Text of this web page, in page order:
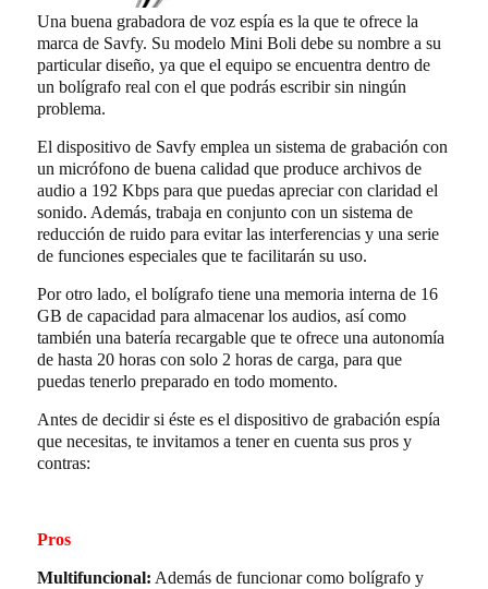
Una buena grabadora de voz espía es la que te ofrece la
marca de Savfy. Su modelo Mini Boli debe su nombre a su
particular diseño, ya que el equipo se encuentra dentro de
un bolígrafo real con el que podrás escribir sin ningún
problema.
El dispositivo de Savfy emplea un sistema de grabación con
un micrófono de buena calidad que produce archivos de
audio a 192 Kbps para que puedas apreciar con claridad el
sonido. Además, trabaja en conjunto con un sistema de
reducción de ruido para evitar las interferencias y una serie
de funciones especiales que te facilitarán su uso.
Por otro lado, el bolígrafo tiene una memoria interna de 16
GB de capacidad para almacenar los audios, así como
también una batería recargable que te ofrece una autonomía
de hasta 20 horas con solo 2 horas de carga, para que
puedas tenerlo preparado en todo momento.
Antes de decidir si éste es el dispositivo de grabación espía
que necesitas, te invitamos a tener en cuenta sus pros y
contras:
Pros
Multifuncional: Además de funcionar como bolígrafo y